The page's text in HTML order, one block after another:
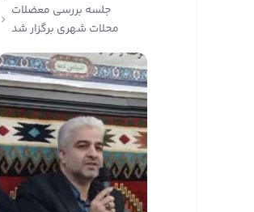
جلسه بررسی معضلات
محلات شهری برگزار شد